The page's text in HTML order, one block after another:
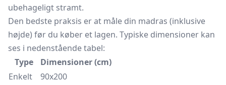
ubehageligt stramt.
Den bedste praksis er at måle din madras (inklusive
højde) før du køber et lagen. Typiske dimensioner kan
ses i nedenstående tabel:
Type
Dimensioner (cm)
Enkelt
90x200